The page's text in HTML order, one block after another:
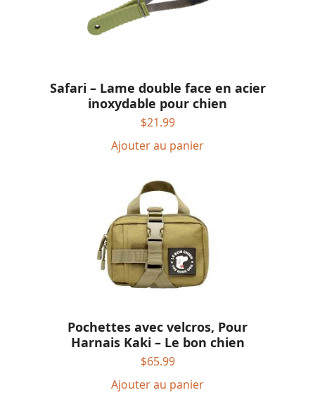
Safari – Lame double face en acier
inoxydable pour chien
$21.99
Ajouter au panier
Pochettes avec velcros, Pour
Harnais Kaki – Le bon chien
$65.99
Ajouter au panier